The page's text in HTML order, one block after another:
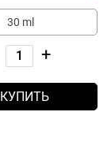
30 ml
+
КУПИТЬ